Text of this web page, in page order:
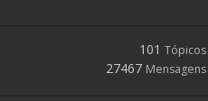
101 Tópicos
27467 Mensagens